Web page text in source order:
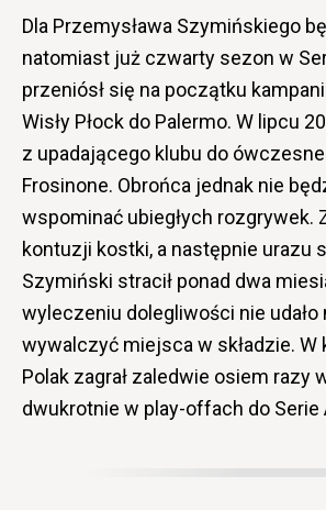
Dla Przemysława Szymińskiego
natomiast już czwarty sezon w
przeniósł się na początku
Wisły Płock do Palermo. W lipcu
z upadającego klubu do
Frosinone. Obrońca jednak nie
wspominać ubiegłych rozgrywek.
kontuzji kostki, a następnie urazu
Szymiński stracił ponad dwa
wyleczeniu dolegliwości nie udało
wywalczyć miejsca w składzie.
Polak zagrał zaledwie osiem razy
dwukrotnie w play-offach do Serie